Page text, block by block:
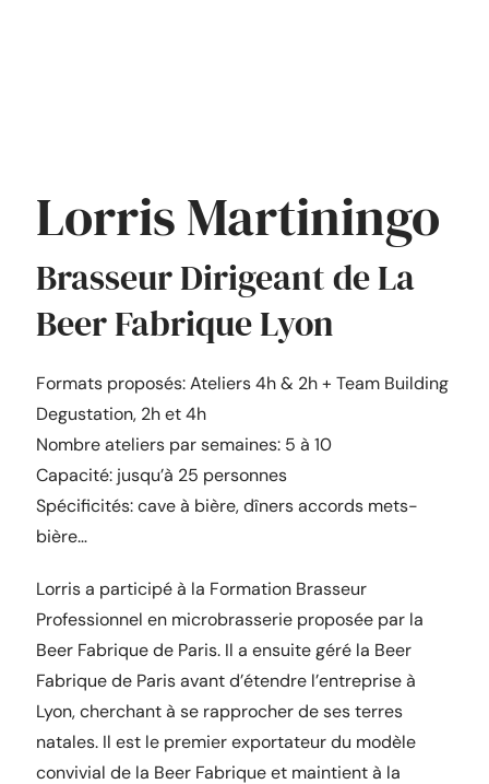
Lorris Martiningo
Brasseur Dirigeant de La
Beer Fabrique Lyon
Formats proposés: Ateliers 4h & 2h + Team Building
Degustation, 2h et 4h
Nombre ateliers par semaines: 5 à 10
Capacité: jusqu’à 25 personnes
Spécificités: cave à bière, dîners accords mets-
bière…
Lorris a participé à la Formation Brasseur
Professionnel en microbrasserie proposée par la
Beer Fabrique de Paris. Il a ensuite géré la Beer
Fabrique de Paris avant d’étendre l’entreprise à
Lyon, cherchant à se rapprocher de ses terres
natales. Il est le premier exportateur du modèle
convivial de la Beer Fabrique et maintient à la